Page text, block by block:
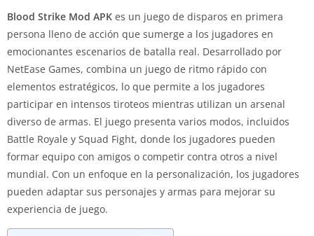
Blood Strike Mod APK es un juego de disparos en primera
persona lleno de acción que sumerge a los jugadores en
emocionantes escenarios de batalla real. Desarrollado por
NetEase Games, combina un juego de ritmo rápido con
elementos estratégicos, lo que permite a los jugadores
participar en intensos tiroteos mientras utilizan un arsenal
diverso de armas. El juego presenta varios modos, incluidos
Battle Royale y Squad Fight, donde los jugadores pueden
formar equipo con amigos o competir contra otros a nivel
mundial. Con un enfoque en la personalización, los jugadores
pueden adaptar sus personajes y armas para mejorar su
experiencia de juego.